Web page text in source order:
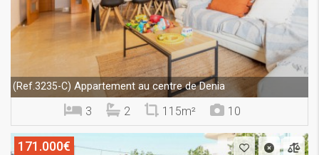
(Ref.3235-C) Appartement au centre de Denia
3 2 115m² 10
171.000€